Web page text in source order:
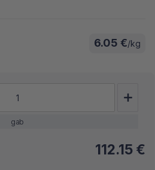
6.05 €/kg
gab
112.15 €